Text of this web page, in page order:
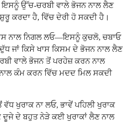
ਇਸਨੂੰ ਉੱਚ-ਚਰਬੀ ਵਾਲੇ ਭੋਜਨ ਨਾਲ ਲੈਣ
ਕਰਦਾ ਹੈ, ਵਿੱਚ ਦੇਰੀ ਹੋ ਸਕਦੀ ਹੈ।
ਨਾਲ ਨਿਗਲ ਲਓ—ਇਸਨੂੰ ਕੁਚਲੋ, ਚਬਾਓ
ਜਾਂ ਕਿਸੇ ਖਾਸ ਕਿਸਮ ਦੇ ਭੋਜਨ ਨਾਲ ਲੈਣ
ਵਾਲੇ ਭੋਜਨ ਤੋਂ ਪਰਹੇਜ਼ ਕਰਨ ਨਾਲ
ਕੰਮ ਕਰਨ ਵਿੱਚ ਮਦਦ ਮਿਲ ਸਕਦੀ
ਖੁਰਾਕ ਨਾ ਲਓ, ਭਾਵੇਂ ਪਹਿਲੀ ਖੁਰਾਕ
ਦੇ ਬਹੁਤ ਨੇੜੇ ਕਈ ਖੁਰਾਕਾਂ ਲੈਣ ਨਾਲ